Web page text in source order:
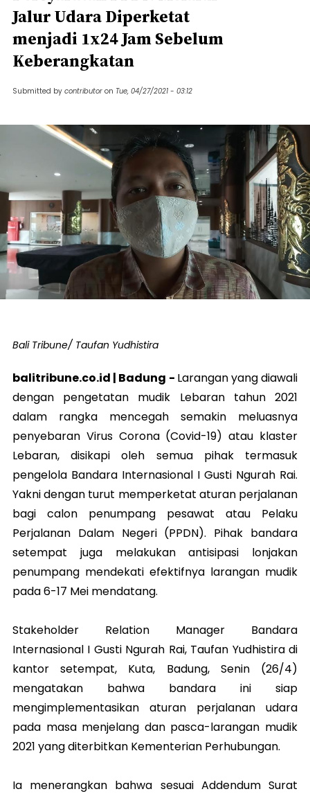
Jalur Udara Diperketat
menjadi 1x24 Jam Sebelum
Keberangkatan
Submitted by contributor on Tue, 04/27/2021 - 03:12
Bali Tribune/ Taufan Yudhistira
balitribune.co.id | Badung - Larangan yang diawali
dengan pengetatan mudik Lebaran tahun 2021
dalam rangka mencegah semakin meluasnya
penyebaran Virus Corona (Covid-19) atau klaster
Lebaran, disikapi oleh semua pihak termasuk
pengelola Bandara Internasional I Gusti Ngurah Rai.
Yakni dengan turut memperketat aturan perjalanan
bagi calon penumpang pesawat atau Pelaku
Perjalanan Dalam Negeri (PPDN). Pihak bandara
setempat juga melakukan antisipasi lonjakan
penumpang mendekati efektifnya larangan mudik
pada 6-17 Mei mendatang.
Stakeholder Relation Manager Bandara
Internasional I Gusti Ngurah Rai, Taufan Yudhistira di
kantor setempat, Kuta, Badung, Senin (26/4)
mengatakan bahwa bandara ini siap
mengimplementasikan aturan perjalanan udara
pada masa menjelang dan pasca-larangan mudik
2021 yang diterbitkan Kementerian Perhubungan.
Ia menerangkan bahwa sesuai Addendum Surat